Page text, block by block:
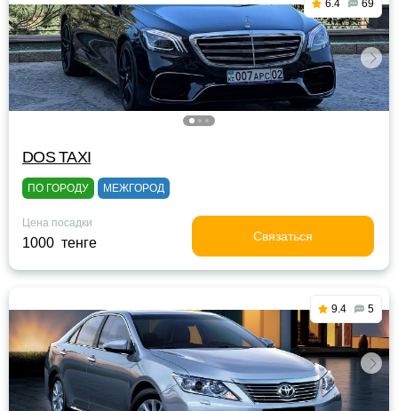
6.4 69
DOS TAXI
ПО ГОРОДУ МЕЖГОРОД
Цена посадки
1000 тенге Связаться
9.4 5